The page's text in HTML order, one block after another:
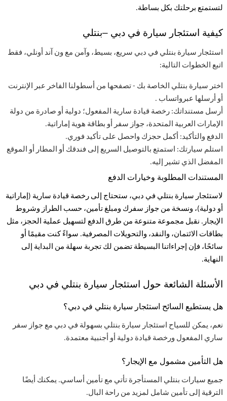
لتستمتع برحلتك بكل بساطة.
كيفية استئجار سيارة في دبي –بنتلي
استئجار سيارة بنتلي في دبي سريع، بسيط، وآمن مع ون آند أونلي، فقط
اتبع الخطوات التالية:
اختر سيارة بنتلي الخاصة بك - تصفحها من أسطولنا الفاخر عبر الإنترنت
أو أرسلها عبر واتساب .
أرسل مستنداتك: رخصة قيادة سارية المفعول؛ دولية أو صادرة من دولة
الإمارات العربية المتحدة، جواز سفر أو بطاقة هوية إماراتية.
الدفع والتأكيد: أكمل حجزك واحصل على تأكيد فوري.
استلم سيارتك: استمتع بالتوصيل السريع إلى فندقك أو المطار أو الموقع
المفضل الذي تشير إليه.
المستندات المطلوبة وخيارات الدفع
لاستئجار سيارة بنتلي في دبي، ستحتاج إلى رخصة قيادة سارية ( إماراتية
أو دولية)، ونسخة من جواز سفرك ومبلغ تأمين، حسب الطراز وشروط
الإيجار. نقبل مجموعة متنوعة من طرق الدفع لتسهيل عملية الحجز، مثل
بطاقات الائتمان، والنقد، والتحويلات المصرفية. سواءً كنت مقيمًا أو
سائحًا، فإن إجراءاتنا البسيطة تضمن لك تجربة سهلة من البداية إلى
النهاية.
الأسئلة الشائعة حول استئجار سيارة بنتلي في دبي
هل يستطيع السائح استئجار سيارة بنتلي في دبي؟
نعم، يمكن للسياح استئجار سيارة بنتلي بسهولة في دبي مع جواز سفر
ساري المفعول ورخصة قيادة دولية أو أجنبية معتمدة.
هل التأمين مشمول مع الإيجار؟
جميع سيارات بنتلي المستأجرة تأتي مع تأمين أساسي. يمكنك أيضًا
الترقية إلى تأمين شامل لمزيد من راحة البال.